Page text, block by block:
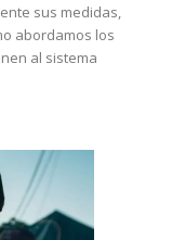
sus medidas,
abordamos los
al sistema